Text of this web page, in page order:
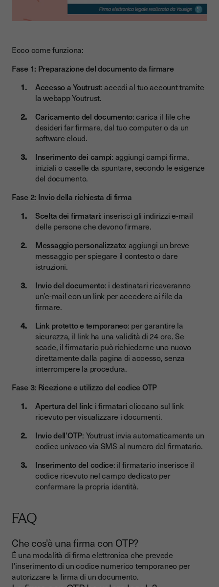
Ecco come funziona:
Fase 1: Preparazione del documento da firmare
Accesso a Youtrust: accedi al tuo account tramite
la webapp Youtrust.
Caricamento del documento: carica il file che
desideri far firmare, dal tuo computer o da un
software cloud.
Inserimento dei campi: aggiungi campi firma,
iniziali o caselle da spuntare, secondo le esigenze
del documento.
Fase 2: Invio della richiesta di firma
Scelta dei firmatari: inserisci gli indirizzi e-mail
delle persone che devono firmare.
Messaggio personalizzato: aggiungi un breve
messaggio per spiegare il contesto o dare
istruzioni.
Invio del documento: i destinatari riceveranno
un’e-mail con un link per accedere ai file da
firmare.
Link protetto e temporaneo: per garantire la
sicurezza, il link ha una validità di 24 ore. Se
scade, il firmatario può richiederne uno nuovo
direttamente dalla pagina di accesso, senza
interrompere la procedura.
Fase 3: Ricezione e utilizzo del codice OTP
Apertura del link: i firmatari cliccano sul link
ricevuto per visualizzare i documenti.
Invio dell’OTP: Youtrust invia automaticamente un
codice univoco via SMS al numero del firmatario.
Inserimento del codice: il firmatario inserisce il
codice ricevuto nel campo dedicato per
confermare la propria identità.
FAQ
Che cos'è una firma con OTP?
È una modalità di firma elettronica che prevede
l'inserimento di un codice numerico temporaneo per
autorizzare la firma di un documento.